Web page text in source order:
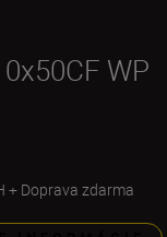
WP
+ Doprava zdarma